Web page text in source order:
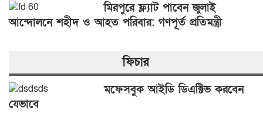
মিরপুরে ফ্ল্যাট পাবেন জুলাই
আন্দোলনে শহীদ ও আহত পরিবার: গণপূর্ত প্রতিমন্ত্রী
ফিচার
মফেসবুক আইডি ডিএক্টিভ করবেন
যেভাবে